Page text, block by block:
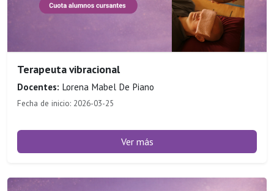
Terapeuta vibracional
Docentes: Lorena Mabel De Piano
Fecha de inicio: 2026-03-25
Ver más